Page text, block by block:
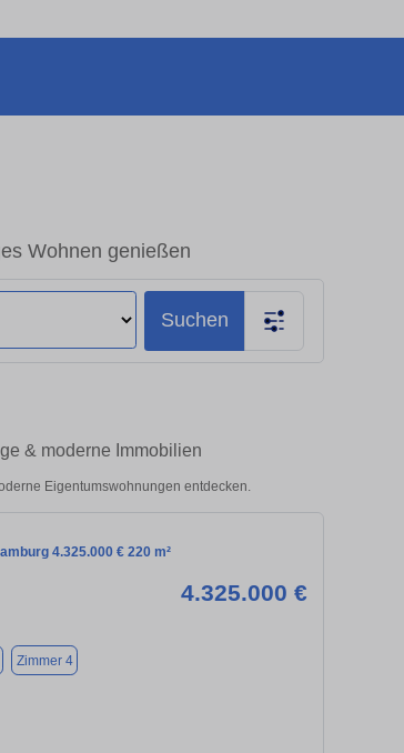
Wohnen genießen
Suchen
& moderne Immobilien
Eigentumswohnungen entdecken.
4.325.000 € 220 m²
4.325.000 €
Zimmer 4